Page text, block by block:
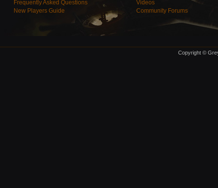
Frequently Asked Questions
New Players Guide
Videos
Community Forums
Copyright ©